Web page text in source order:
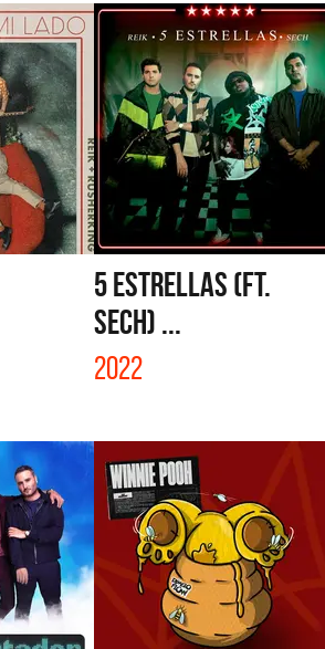
5 ESTRELLAS (FT.
SECH) ...
2022